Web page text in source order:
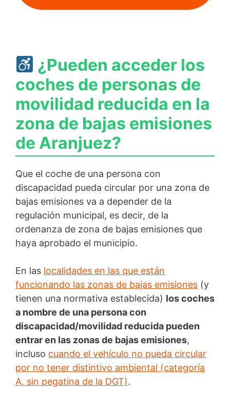
¿Pueden acceder los
coches de personas de
movilidad reducida en la
zona de bajas emisiones
de Aranjuez?
Que el coche de una persona con
discapacidad pueda circular por una zona de
bajas emisiones va a depender de la
regulación municipal, es decir, de la
ordenanza de zona de bajas emisiones que
haya aprobado el municipio.
En las localidades en las que están
funcionando las zonas de bajas emisiones (y
tienen una normativa establecida) los coches
a nombre de una persona con
discapacidad/movilidad reducida pueden
entrar en las zonas de bajas emisiones,
incluso cuando el vehículo no pueda circular
por no tener distintivo ambiental (categoría
A, sin pegatina de la DGT).